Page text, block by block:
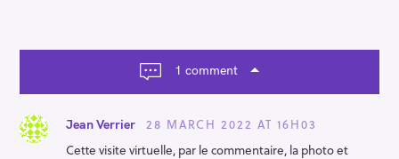
t
n
1 comment
Jean Verrier
28 MARCH 2022 AT 16H03
Cette visite virtuelle, par le commentaire, la photo et